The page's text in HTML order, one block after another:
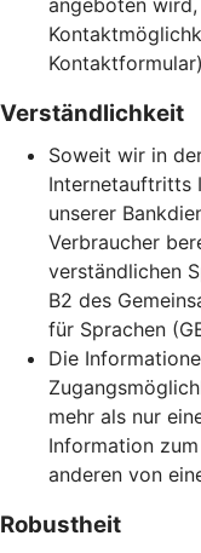
angeboten
Verständlichkeit
Soweit wir in
Internetauftritts
unserer
Verbraucher
verständlichen
B2 des
für Sprachen
Die
mehr als nur
Information
anderen von
Robustheit